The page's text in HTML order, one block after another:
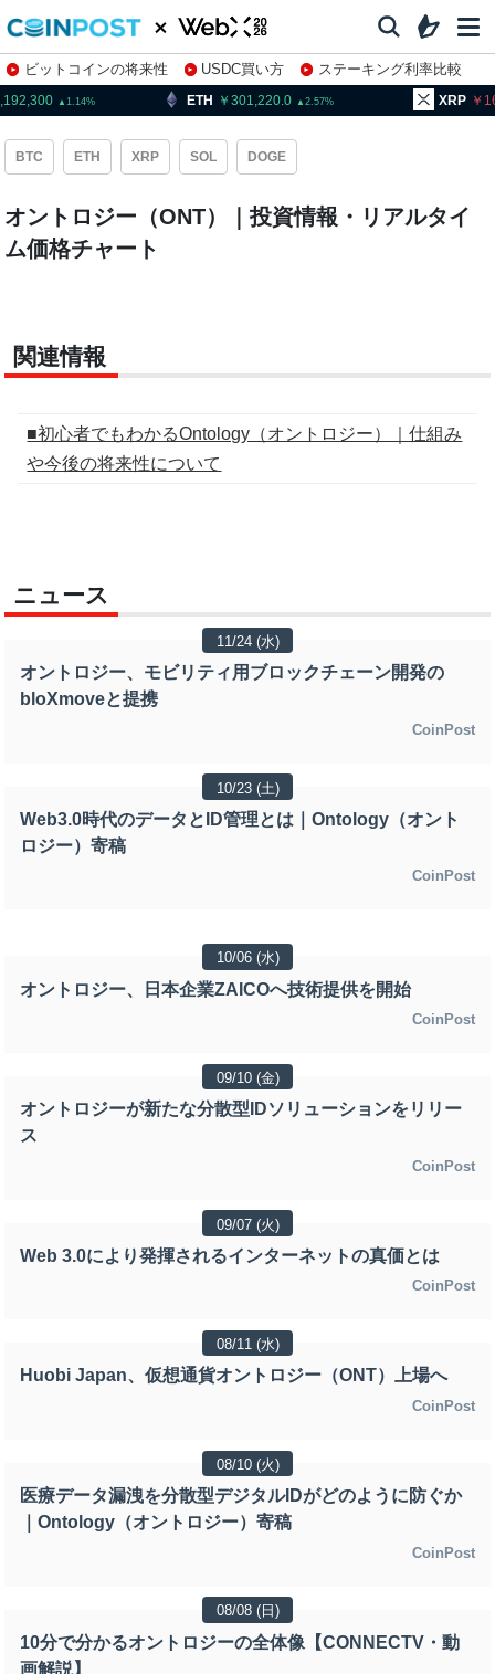
ビットコインの将来性 USDC買い方
ステーキング利率比較
株特集・関連銘柄
1.14 ETH 301,220.0 2.57 XRP
BTC ETH XRP SOL DOGE
オントロジー（ONT）｜投資情報・リアルタイ
ム価格チャート
関連情報
■初心者でもわかるOntology（オントロジー）｜仕組み
や今後の将来性について
ニュース
11/24 (水)
オントロジー、モビリティ用ブロックチェーン開発の
bloXmoveと提携
CoinPost
10/23 (土)
Web3.0時代のデータとID管理とは｜Ontology（オント
ロジー）寄稿
CoinPost
10/06 (水)
オントロジー、日本企業ZAICOへ技術提供を開始
CoinPost
09/10 (金)
オントロジーが新たな分散型IDソリューションをリリー
ス
CoinPost
09/07 (火)
Web 3.0により発揮されるインターネットの真価とは
CoinPost
08/11 (水)
Huobi Japan、仮想通貨オントロジー（ONT）上場へ
CoinPost
08/10 (火)
医療データ漏洩を分散型デジタルIDがどのように防ぐか
｜Ontology（オントロジー）寄稿
CoinPost
08/08 (日)
10分で分かるオントロジーの全体像【CONNECTV・動
画解説】